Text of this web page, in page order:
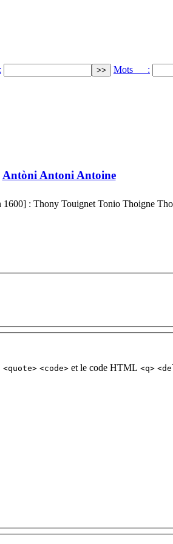
Mots :
Antòni Antoni Antoine
: Thony Touignet Tonio Thoigne
<quote> <code> et le code HTML <q>